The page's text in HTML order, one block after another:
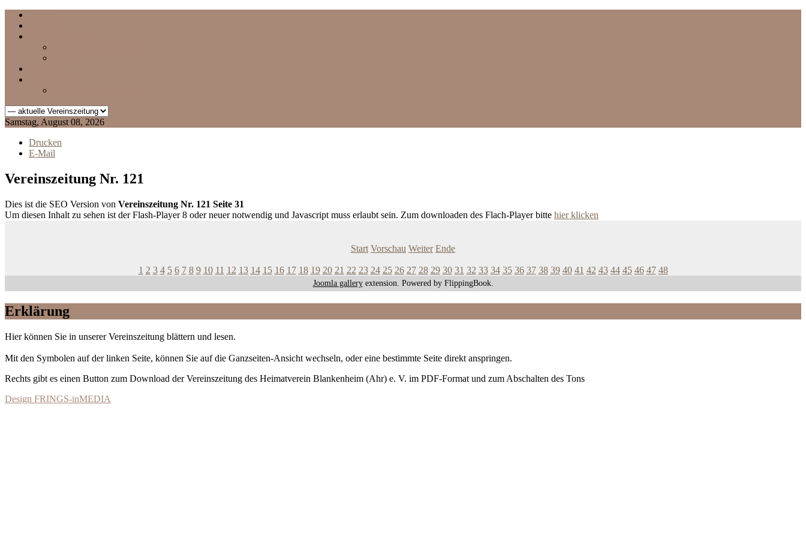
Samstag, August 08, 2026
Drucken
E-Mail
Vereinszeitung Nr. 121
Dies ist die SEO Version von Vereinszeitung Nr. 121 Seite 31
Um diesen Inhalt zu sehen ist der Flash-Player 8 oder neuer notwendig und Javascript muss erlaubt sein. Zum downloaden des Flach-Player bitte hier klicken
Start Vorschau Weiter Ende
1 2 3 4 5 6 7 8 9 10 11 12 13 14 15 16 17 18 19 20 21 22 23 24 25 26 27 28 29 30 31 32 33 34 35 36 37 38 39 40 41 42 43 44 45 46 47 48
Joomla galleryextension. Powered by FlippingBook.
Erklärung
Hier können Sie in unserer Vereinszeitung blättern und lesen.
Mit den Symbolen auf der linken Seite, können Sie auf die Ganzseiten-Ansicht wechseln, oder eine bestimmte Seite direkt anspringen.
Rechts gibt es einen Button zum Download der Vereinszeitung des Heimatverein Blankenheim (Ahr) e. V. im PDF-Format und zum Abschalten des Tons
Design FRINGS-inMEDIA